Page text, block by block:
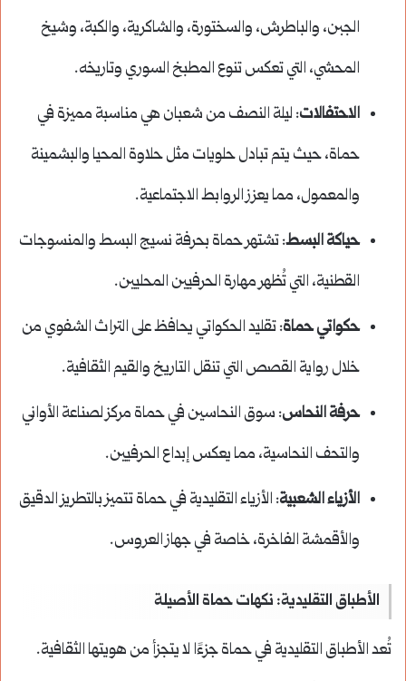
الجبن، والباطرش، والسختورة، والشاكرية، والكبة، وشيخ
المحشي، التي تعكس تنوع المطبخ السوري وتاريخه.
الاحتفالات: ليلة النصف من شعبان هي مناسبة مميزة في
حماة، حيث يتم تبادل حلويات مثل حلاوة المحيا والبشمينة
والمعمول، مما يعزز الروابط الاجتماعية.
حياكة البسط: تشتهر حماة بحرفة نسيج البسط والمنسوجات
القطنية، التي تُظهر مهارة الحرفيين المحليين.
حكواتي حماة: تقليد الحكواتي يحافظ على التراث الشفوي من
خلال رواية القصص التي تنقل التاريخ والقيم الثقافية.
حرفة النحاس: سوق النحاسين في حماة مركز لصناعة الأواني
والتحف النحاسية، مما يعكس إبداع الحرفيين.
الأزياء الشعبية: الأزياء التقليدية في حماة تتميز بالتطريز الدقيق
والأقمشة الفاخرة، خاصة في جهاز العروس.
الأطباق التقليدية: نكهات حماة الأصيلة
تُعد الأطباق التقليدية في حماة جزءًا لا يتجزأ من هويتها الثقافية.